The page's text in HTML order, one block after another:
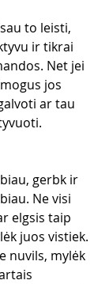
to leisti,
ir tikrai
Net jei
jos
ar tau
gerbk ir
Ne visi
elgsis taip
juos vistiek.
nuvils, mylėk